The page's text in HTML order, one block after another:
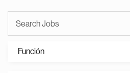
Función